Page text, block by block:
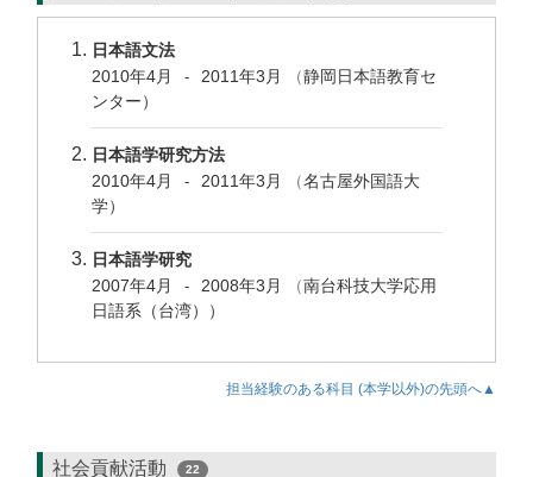
日本語文法
2010年4月
- 2011年3月 （静岡日本語教育セ
ンター）
日本語学研究方法
2010年4月
- 2011年3月 （名古屋外国語大
学）
日本語学研究
2007年4月
- 2008年3月 （南台科技大学応用
日語系（台湾））
担当経験のある科目 (本学以外)の先頭へ▲
社会貢献活動 22